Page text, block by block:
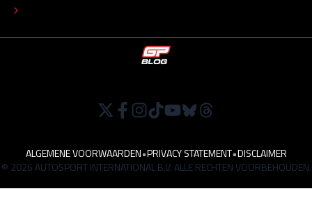
ALGEMENE VOORWAARDEN•PRIVACY STATEMENT•DISCLAIMER
© 2026 AUTOSPORT INTERNATIONAL B.V. ALLE RECHTEN VOORBEHOUDEN.